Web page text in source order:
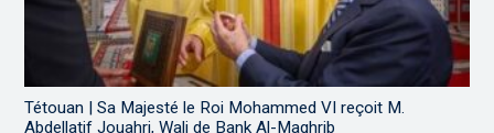
Tétouan | Sa Majesté le Roi Mohammed VI reçoit M.
Abdellatif Jouahri, Wali de Bank Al-Maghrib